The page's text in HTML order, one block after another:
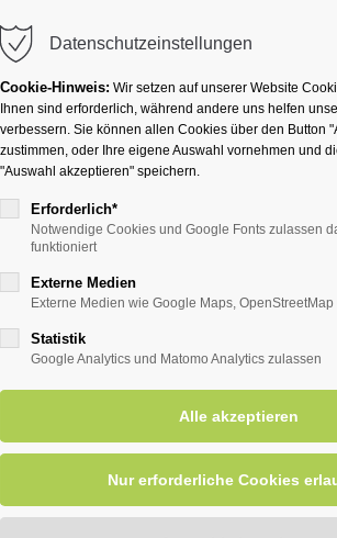
info@badwesternkotten.de
Ihr Heilbad Übernachten
Datenschutzeinstellungen
Cookie-Hinweis: Wir setzen auf unserer Website
Ihnen sind erforderlich, während andere uns helfen
verbessern. Sie können allen Cookies über den Button
zustimmen, oder Ihre eigene Auswahl vornehmen und
"Auswahl akzeptieren" speichern.
Erforderlich*
Notwendige Cookies und Google Fonts zulassen
funktioniert
Externe Medien
Externe Medien wie Google Maps,
Statistik
Google Analytics und Matomo Analytics zulassen